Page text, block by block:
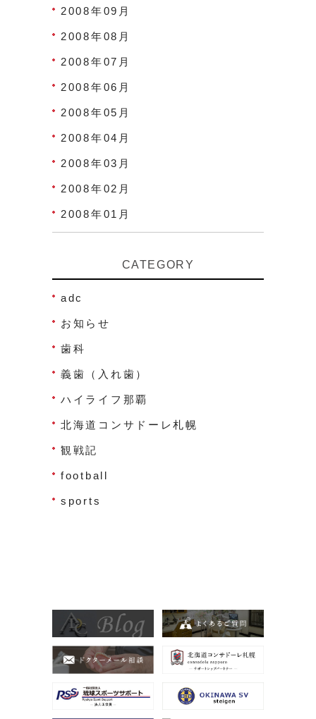
2008年09月
2008年08月
2008年07月
2008年06月
2008年05月
2008年04月
2008年03月
2008年02月
2008年01月
CATEGORY
adc
お知らせ
歯科
義歯（入れ歯）
ハイライフ那覇
北海道コンサドーレ札幌
観戦記
football
sports